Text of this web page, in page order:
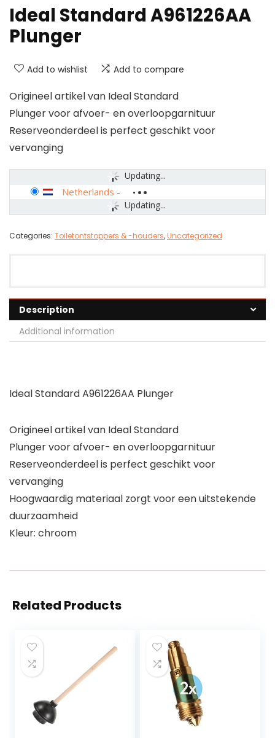
Ideal Standard A961226AA
Plunger
Add to wishlist Add to compare
Origineel artikel van Ideal Standard
Plunger voor afvoer- en overloopgarnituur
Reserveonderdeel is perfect geschikt voor
vervanging
Updating...
Updating...
Netherlands -
Categories: Toiletontstoppers & -houders,Uncategorized
Description
Additional information
Ideal Standard A961226AA Plunger
Origineel artikel van Ideal Standard
Plunger voor afvoer- en overloopgarnituur
Reserveonderdeel is perfect geschikt voor
vervanging
Hoogwaardig materiaal zorgt voor een uitstekende
duurzaamheid
Kleur: chroom
Related Products